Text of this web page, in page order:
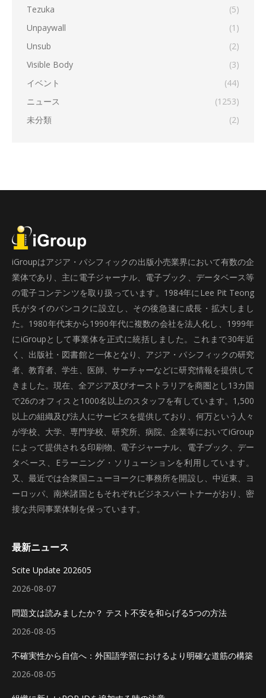
Tezuka
(5)
Unpaywall
(1)
Unsub
(2)
Visible Body
(3)
イベント
(44)
ニュース
(1253)
未分類
(2)
iGroupはアジア・パシフィックの出版小売業界において有数の企
業体であり、主に電子ジャーナル、電子ブック、データベース等
の電子コンテンツを取り扱っています。1984年にLee Pit Teong
氏がタイのバンコクに設立し、その後急速に成長・拡大しまし
た。1980年代末から1990年代に複数の会社を法人化し、1999年
にiGroupとして事業体を正式に統括しました。これまで30年近
く、出版社・図書館と一体となり、アジア・パシフィックの研究
者、教育者、学生、医師、サーチャーなどに研究情報を提供して
きました。現在、全アジア及びオーストラリアを商圏とし13カ国
で26のオフィスと1000名以上のスタッフを有しています。1,500
以上の組織及び法人にサービスを提供しており、何万という人々
が学校、大学、専門学校、研究所、病院、企業等においてiGroup
によって提供される印刷物、電子ジャーナル、電子ブック、デー
タベース、Eラーニング・ソリューションを利用しています。
又、最近では合衆国ニューヨークに事務所を開設し、中近東、ヨ
ーロッパ、南米諸国ともそれぞれビジネスパートナーがおり、密
接な共同事業体制を保っています。
最新ニュース
Scite Update 202605
2026-08-07
問題文は読みましたか？ テスト不安を和らげる5つの方法
2026-08-05
不確実性から自信へ：外国語学習におけるより明確な道筋の構築
2026-08-05